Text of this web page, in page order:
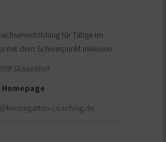
für Tätige im
mit dem Schwerpunkt Inklusion
Düsseldorf
Homepage
coaching.de